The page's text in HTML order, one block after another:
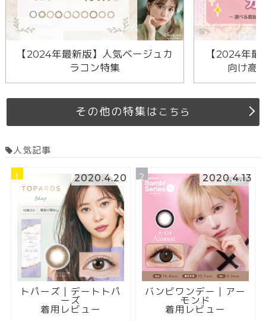
【2024年最新版】人気ベージュカ
ラコン特集
【2024年
向け高
その他の特集は こちら
人気記事
1 2020.4.20
トパーズ｜デートトパ
ーズ
着用レビュー
2 2020.4.13
バンビワンデー｜アー
モンド
着用レビュー